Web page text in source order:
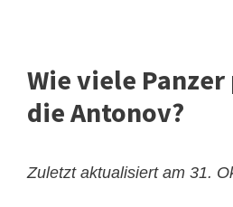
Wie viele Panzer
die Antonov?
Zuletzt aktualisiert am 31.